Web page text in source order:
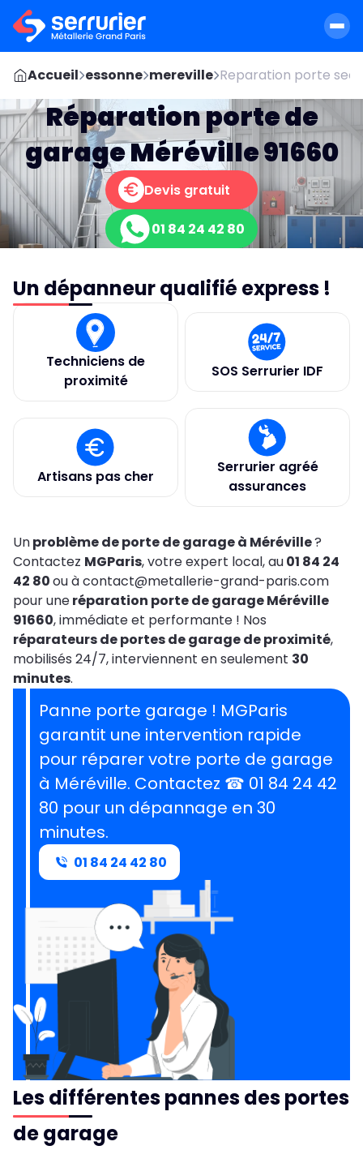
Accueil essonne mereville Reparation porte
Réparation porte de
garage Méréville 91660
Devis gratuit
01 84 24 42 80
Un dépanneur qualifié express !
Techniciens de
proximité
SOS Serrurier IDF
Artisans pas cher
Serrurier agréé
assurances
Unproblème de porte de garage à Méréville?
Contactez MGParis, votre expert local, au01 84 24
42 80ou à contact@metallerie-grand-paris.com
pour uneréparation porte de garage Méréville
91660, immédiate et performante ! Nos
réparateurs de portes de garage de proximité,
mobilisés 24/7, interviennent en seulement 30
minutes.
Panne porte garage ! MGParis
garantit une intervention rapide
pour réparer votre porte de garage
à Méréville. Contactez ☎ 01 84 24 42
80 pour un dépannage en 30
minutes.
01 84 24 42 80
Les différentes pannes des portes
de garage